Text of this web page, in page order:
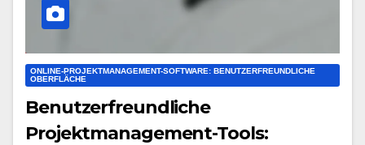
ONLINE-PROJEKTMANAGEMENT-SOFTWARE: BENUTZERFREUNDLICHE
OBERFLÄCHE
Benutzerfreundliche
Projektmanagement-Tools: